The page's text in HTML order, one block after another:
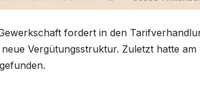
fordert in den
neue Vergütungsstruktur. Zuletzt hatte